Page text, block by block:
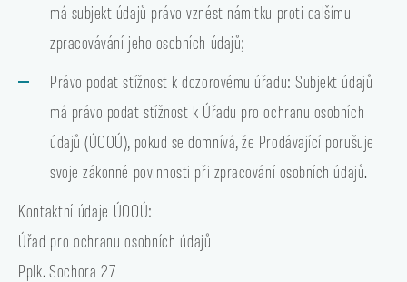
má subjekt údajů právo vznést námitku proti dalšímu
zpracovávání jeho osobních údajů;
Právo podat stížnost k dozorovému úřadu: Subjekt údajů
má právo podat stížnost k Úřadu pro ochranu osobních
údajů (ÚOOÚ), pokud se domnívá, že Prodávající porušuje
svoje zákonné povinnosti při zpracování osobních údajů.
Kontaktní údaje ÚOOÚ:
Úřad pro ochranu osobních údajů
Pplk. Sochora 27